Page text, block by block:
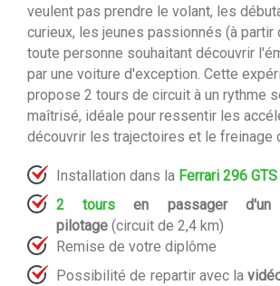
veulent pas prendre le volant, les
curieux, les jeunes passionnés (à partir
toute personne souhaitant découvrir
par une voiture d'exception. Cette
propose 2 tours de circuit à un rythme
maîtrisé, idéale pour ressentir les
découvrir les trajectoires et le freinage
Installation dans la Ferrari 296 GTS
2 tours
en passager
pilotage (circuit de 2,4 km)
Remise de votre diplôme
Possibilité de repartir avec la